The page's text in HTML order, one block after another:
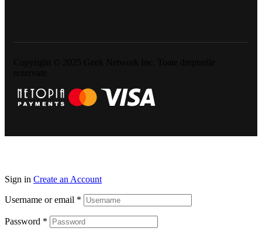
Sign in Create an Account
Username or email *
Password *